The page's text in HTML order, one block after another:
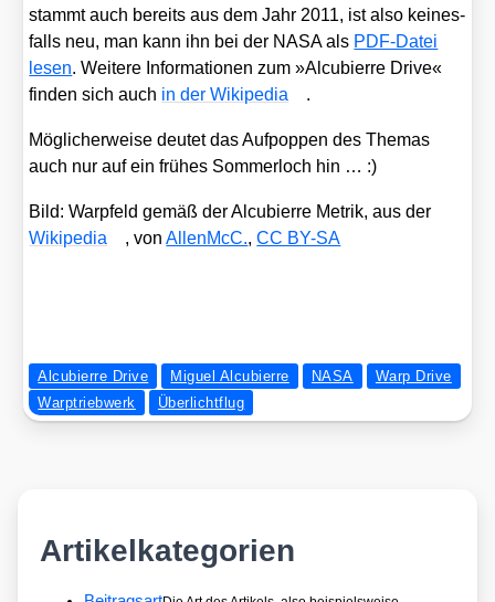
stammt auch bereits aus dem Jahr 2011, ist also kei­nes­
falls neu, man kann ihn bei der NASA als PDF-Datei
lesen. Wei­te­re Infor­ma­tio­nen zum »Alcu­bierre Dri­ve«
fin­den sich auch in der Wiki­pe­dia .
Mög­li­cher­wei­se deu­tet das Auf­pop­pen des The­mas
auch nur auf ein frü­hes Som­mer­loch hin … :)
Bild: War­p­feld gemäß der Alcu­bierre Metrik, aus der
Wiki­pe­dia
, vonAllenMcC.,CC BY-SA
Alcubierre Drive Miguel Alcubierre NASA
Warp Drive
Warptriebwerk
Überlichtflug
Artikelkategorien